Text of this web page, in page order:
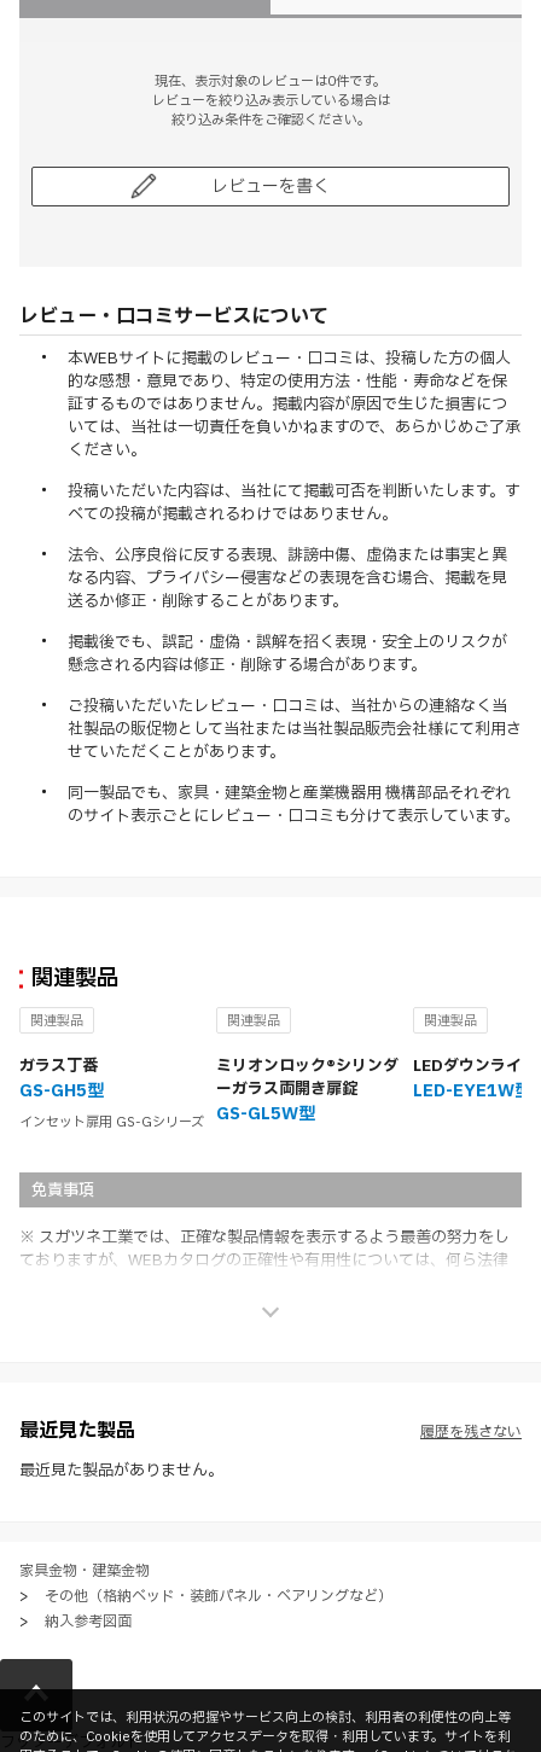
現在、表示対象のレビューは0件です。
レビューを絞り込み表示している場合は
絞り込み条件をご確認ください。
レビューを書く
レビュー・口コミサービスについて
本WEBサイトに掲載のレビュー・口コミは、投稿した方の個人
的な感想・意見であり、特定の使用方法・性能・寿命などを保
証するものではありません。掲載内容が原因で生じた損害につ
いては、当社は一切責任を負いかねますので、あらかじめご了承
ください。
投稿いただいた内容は、当社にて掲載可否を判断いたします。す
べての投稿が掲載されるわけではありません。
法令、公序良俗に反する表現、誹謗中傷、虚偽または事実と異
なる内容、プライバシー侵害などの表現を含む場合、掲載を見
送るか修正・削除することがあります。
掲載後でも、誤記・虚偽・誤解を招く表現・安全上のリスクが
懸念される内容は修正・削除する場合があります。
ご投稿いただいたレビュー・口コミは、当社からの連絡なく当
社製品の販促物として当社または当社製品販売会社様にて利用さ
せていただくことがあります。
同一製品でも、家具・建築金物と産業機器用 機構部品それぞれ
のサイト表示ごとにレビュー・口コミも分けて表示しています。
関連製品
関連製品
ガラス丁番
GS-GH5型
インセット扉用 GS-Gシリーズ
関連製品
ミリオンロック®シリンダ
ーガラス両開き扉錠
GS-GL5W型
関連製品
LEDダウンライト
LED-EYE1W型
免責事項
※ スガツネ工業では、正確な製品情報を表示するよう最善の努力をし
ておりますが、WEBカタログの正確性や有用性については、何ら法律
社製品の使用ご検討、又は販売促進目的の利用に限ります。
※ 本WEBサイト製品情報のご利用にあたっては、WEBサイト利用規
約、プライバシーポリシー、製品情報ガイドをご確認いただき、内容の
最近見た製品
最近見た製品がありません。
履歴を残さない
家具金物・建築金物
>
その他（格納ベッド・装飾パネル・ベアリングなど）
>
納入参考図面
フッターデフォルト
このサイトでは、利用状況の把握やサービス向上の検討、利用者の利便性の向上等
のために、Cookieを使用してアクセスデータを取得・利用しています。サイトを利